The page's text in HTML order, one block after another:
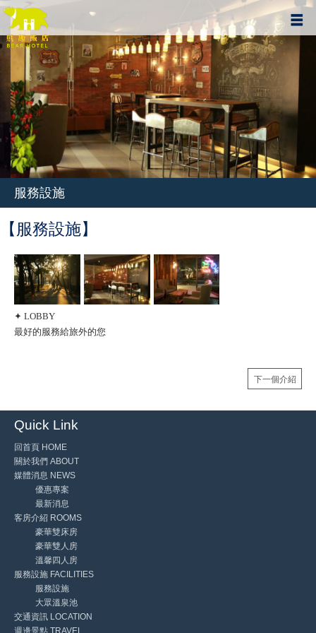
服務設施
【服務設施】
✦ LOBBY
最好的服務給旅外的您
下一個介紹
Quick Link
回首頁 HOME
關於我們 ABOUT
媒體消息 NEWS
優惠專案
最新消息
客房介紹 ROOMS
豪華雙床房
豪華雙人房
溫馨四人房
服務設施 FACILITIES
服務設施
大眾溫泉池
交通資訊 LOCATION
週邊景點 TRAVEL